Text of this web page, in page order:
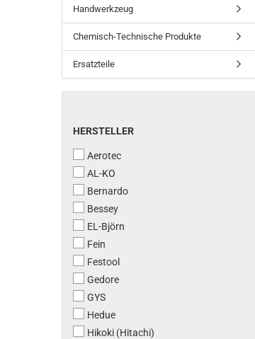
Handwerkzeug
Chemisch-Technische Produkte
Ersatzteile
HERSTELLER
HERSTELLER
Aerotec
AL-KO
Bernardo
Bessey
EL-Björn
Fein
Festool
Gedore
GYS
Hedue
Hikoki (Hitachi)